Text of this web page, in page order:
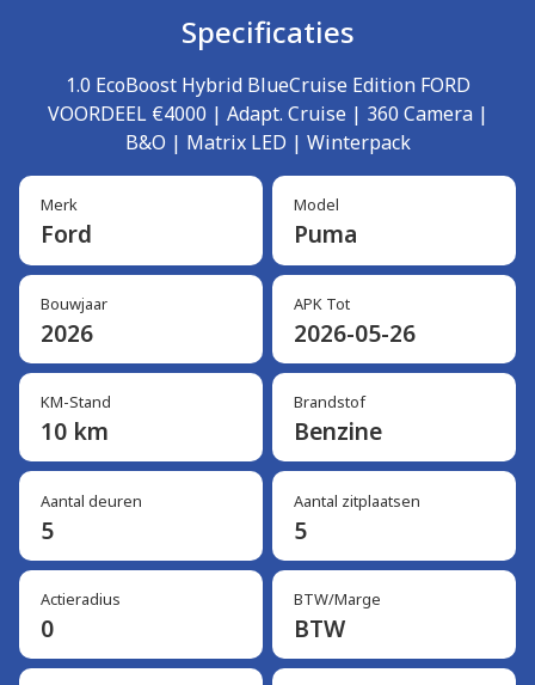
Specificaties
1.0 EcoBoost Hybrid BlueCruise Edition FORD
VOORDEEL €4000 | Adapt. Cruise | 360 Camera |
B&O | Matrix LED | Winterpack
Merk
Ford
Model
Puma
Bouwjaar
2026
APK Tot
2026-05-26
KM-Stand
10 km
Brandstof
Benzine
Aantal deuren
5
Aantal zitplaatsen
5
Actieradius
0
BTW/Marge
BTW